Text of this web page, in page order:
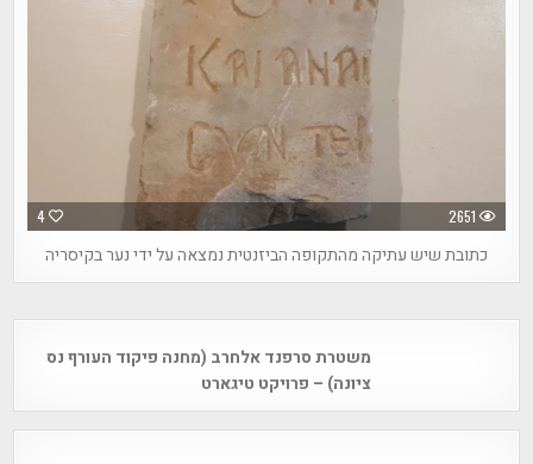
4 2651
כתובת שיש עתיקה מהתקופה הביזנטית נמצאה על ידי נער בקיסריה
navigationמשטרת סרפנד אלחרב (מחנה פיקוד העורף נס
ציונה) – פרויקט טיגארט